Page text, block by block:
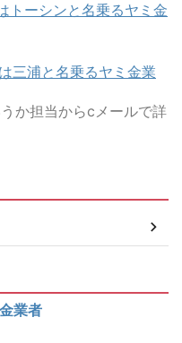
トーシンと名乗るヤミ金
三浦と名乗るヤミ金業
か担当からcメールで詳
業者